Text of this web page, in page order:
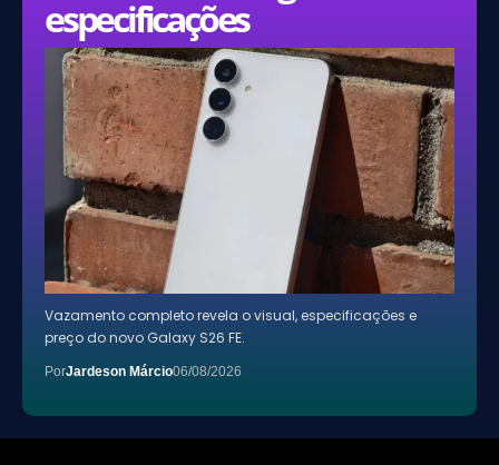
especificações
Vazamento completo revela o visual, especificações e
preço do novo Galaxy S26 FE.
PorJardeson Márcio06/08/2026